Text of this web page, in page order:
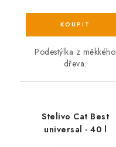
Podestýlka z měkkého
dřeva.
Stelivo Cat Best
universal - 40 l